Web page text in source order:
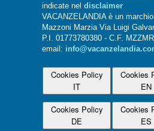
indicate nel disclaimer
VACANZELANDIA è un
Mazzoni Marzia Via Luigi
P.I. 01773780380 - C.F.
email:
Cookies Policy
IT
Cookies
EN
Cookies Policy
DE
Cookies
ES